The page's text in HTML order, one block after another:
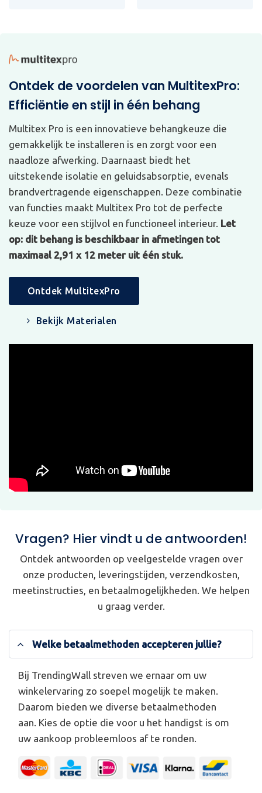
Ontdek de voordelen van MultitexPro:
Efficiëntie en stijl in één behang
Multitex Pro is een innovatieve behangkeuze die
gemakkelijk te installeren is en zorgt voor een
naadloze afwerking. Daarnaast biedt het
uitstekende isolatie en geluidsabsorptie, evenals
brandvertragende eigenschappen. Deze combinatie
van functies maakt Multitex Pro tot de perfecte
keuze voor een stijlvol en functioneel interieur. Let
op: dit behang is beschikbaar in afmetingen tot
maximaal 2,91 x 12 meter uit één stuk.
Ontdek MultitexPro
Bekijk Materialen
Vragen? Hier vindt u de antwoorden!
Ontdek antwoorden op veelgestelde vragen over
onze producten, leveringstijden, verzendkosten,
meetinstructies, en betaalmogelijkheden. We helpen
u graag verder.
Welke betaalmethoden accepteren jullie?
Bij TrendingWall streven we ernaar om uw
winkelervaring zo soepel mogelijk te maken.
Daarom bieden we diverse betaalmethoden
aan. Kies de optie die voor u het handigst is om
uw aankoop probleemloos af te ronden.